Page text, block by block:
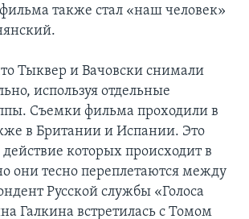
также стал «наш человек»
Тыквер и Вачовски снимали
используя отдельные
Съемки фильма проходили в
в Британии и Испании. Это
которых происходит в
они тесно переплетаются между
Русской службы «Голоса
Галкина встретилась с Томом